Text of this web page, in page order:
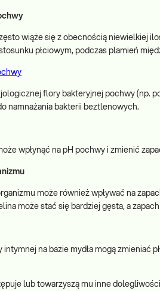
wiąże się z obecnością niewielkiej
płciowym, podczas plamień
flory bakteryjnej pochwy (np.
namnażania bakterii beztlenowych.
wpłynąć na pH pochwy i zmienić
może również wpływać na
może stać się bardziej gęsta, a
na bazie mydła mogą zmieniać
lub towarzyszą mu inne